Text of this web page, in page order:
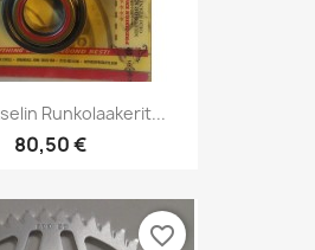
Runkolaakerit...
80,50 €
favorite_border